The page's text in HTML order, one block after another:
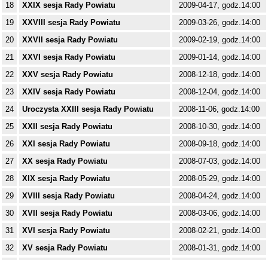
18
XXIX sesja Rady Powiatu
2009-04-17, godz.14:00
19
XXVIII sesja Rady Powiatu
2009-03-26, godz.14:00
20
XXVII sesja Rady Powiatu
2009-02-19, godz.14:00
21
XXVI sesja Rady Powiatu
2009-01-14, godz.14:00
22
XXV sesja Rady Powiatu
2008-12-18, godz.14:00
23
XXIV sesja Rady Powiatu
2008-12-04, godz.14:00
24
Uroczysta XXIII sesja Rady Powiatu
2008-11-06, godz.14:00
25
XXII sesja Rady Powiatu
2008-10-30, godz.14:00
26
XXI sesja Rady Powiatu
2008-09-18, godz.14:00
27
XX sesja Rady Powiatu
2008-07-03, godz.14:00
28
XIX sesja Rady Powiatu
2008-05-29, godz.14:00
29
XVIII sesja Rady Powiatu
2008-04-24, godz.14:00
30
XVII sesja Rady Powiatu
2008-03-06, godz.14:00
31
XVI sesja Rady Powiatu
2008-02-21, godz.14:00
32
XV sesja Rady Powiatu
2008-01-31, godz.14:00